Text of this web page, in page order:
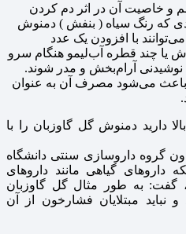
خاصیت آن در اثر دم کردن
که رنگ سیاه ( بنفش ) دمنوش
با افزودن یک عدد
یا چند قطره آب‌لیمو هنگام سرو
نوشیدنی آرام‌بخش و مدر شوند.
می‌شود مصرف آن به عنوان
دارید دمنوش گل گاوزبان را با
گروه داروسازی سنتی دانشگاه
داروهای گیاهی مانند داروهای
گفت: به طور مثال گل گاوزبان
مبتلایان فشارخون از آن